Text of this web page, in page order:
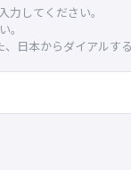
してください。
。
日本からダイアルす